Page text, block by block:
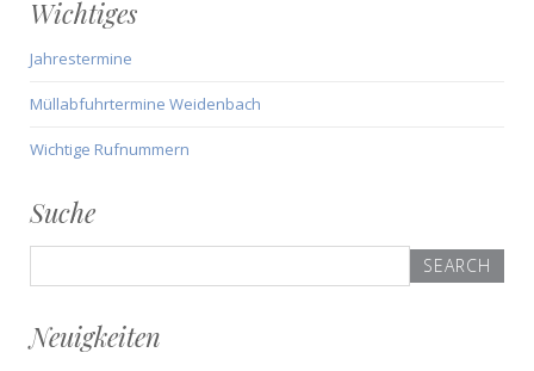
Wichtiges
Jahrestermine
Müllabfuhrtermine Weidenbach
Wichtige Rufnummern
Suche
for:
Neuigkeiten